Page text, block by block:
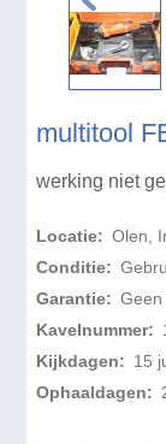
multitool
werking niet
Locatie: Olen,
Conditie:
Garantie: Geen
Kavelnummer:
Kijkdagen: 15
Ophaaldagen: